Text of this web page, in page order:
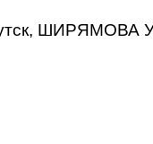
ШИРЯМОВА